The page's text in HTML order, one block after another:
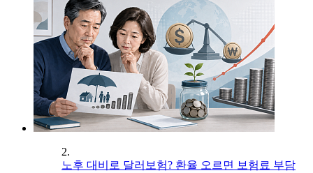
2.
노후 대비로 달러보험? 환율 오르면 보험료 부담